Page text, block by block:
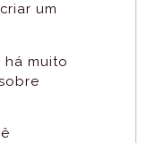
um
há muito